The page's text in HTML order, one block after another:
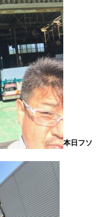
本日フソ